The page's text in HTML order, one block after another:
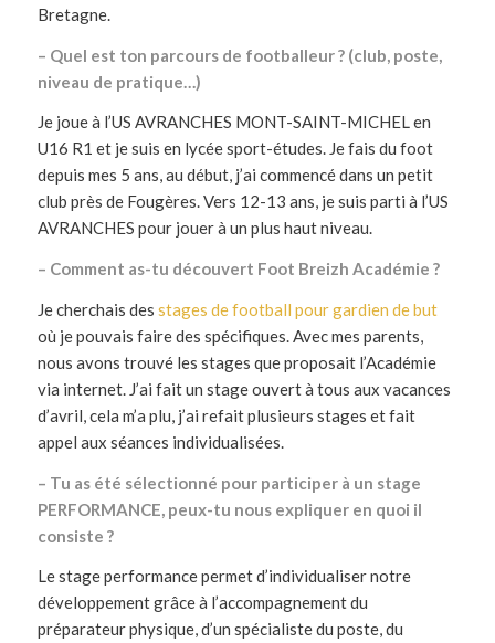
Bretagne.
– Quel est ton parcours de footballeur ? (club, poste,
niveau de pratique…)
Je joue à l’US AVRANCHES MONT-SAINT-MICHEL en
U16 R1 et je suis en lycée sport-études. Je fais du foot
depuis mes 5 ans, au début, j’ai commencé dans un petit
club près de Fougères. Vers 12-13 ans, je suis parti à l’US
AVRANCHES pour jouer à un plus haut niveau.
– Comment as-tu découvert Foot Breizh Académie ?
Je cherchais des stages de football pour gardien de but
où je pouvais faire des spécifiques. Avec mes parents,
nous avons trouvé les stages que proposait l’Académie
via internet. J’ai fait un stage ouvert à tous aux vacances
d’avril, cela m’a plu, j’ai refait plusieurs stages et fait
appel aux séances individualisées.
– Tu as été sélectionné pour participer à un stage
PERFORMANCE, peux-tu nous expliquer en quoi il
consiste ?
Le stage performance permet d’individualiser notre
développement grâce à l’accompagnement du
préparateur physique, d’un spécialiste du poste, du